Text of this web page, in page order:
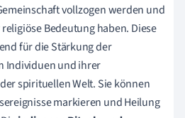
vollzogen werden und
Bedeutung haben. Diese
für die Stärkung der
Individuen und ihrer
spirituellen Welt. Sie können
markieren und Heilung